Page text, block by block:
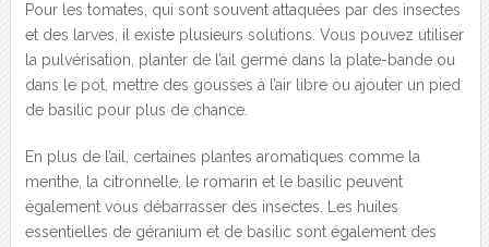
Pour les tomates, qui sont souvent attaquées par des insectes
et des larves, il existe plusieurs solutions. Vous pouvez utiliser
la pulvérisation, planter de l’ail germé dans la plate-bande ou
dans le pot, mettre des gousses à l’air libre ou ajouter un pied
de basilic pour plus de chance.
En plus de l’ail, certaines plantes aromatiques comme la
menthe, la citronnelle, le romarin et le basilic peuvent
également vous débarrasser des insectes. Les huiles
essentielles de géranium et de basilic sont également des